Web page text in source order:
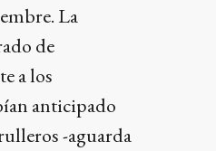
La
de
a los
anticipado
-aguarda